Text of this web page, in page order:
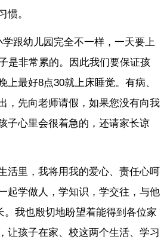
惯。
跟幼儿园完全不一样，一天要上
是非常累的。因此我们要保证孩
上最好8点30就上床睡觉。有病、
，先向老师请假，如果您没有向我
子心里会很着急的，还请家长谅
活里，我将用我的爱心、责任心呵
起学做人，学知识，学交往，与他
。我也殷切地盼望着能得到各位家
让孩子在家、校这两个生活、学习